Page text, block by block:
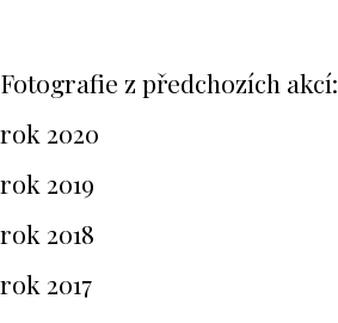
Fotografie z předchozích akcí:
rok 2020
rok 2019
rok 2018
rok 2017